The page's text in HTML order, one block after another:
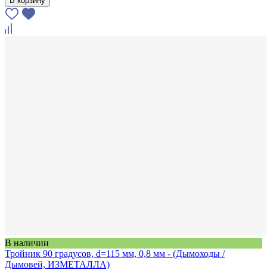
В наличии
Тройник 90 градусов, d=115 мм, 0,8 мм - (Дымоходы /
Дымовей, ИЗМЕТАЛЛА)